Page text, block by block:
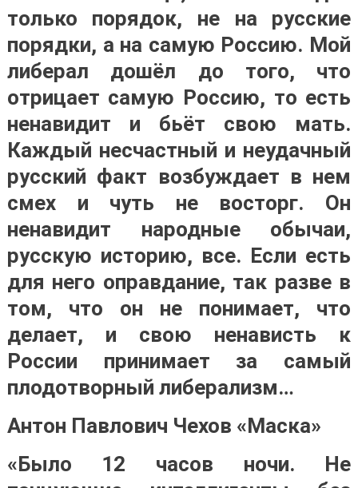
только порядок, не на русские
порядки, а на самую Россию. Мой
либерал дошёл до того, что
отрицает самую Россию, то есть
ненавидит и бьёт свою мать.
Каждый несчастный и неудачный
русский факт возбуждает в нем
смех и чуть не восторг. Он
ненавидит народные обычаи,
русскую историю, все. Если есть
для него оправдание, так разве в
том, что он не понимает, что
делает, и свою ненависть к
России принимает за самый
плодотворный либерализм…
Антон Павлович Чехов «Маска»
«Было 12 часов ночи. Не